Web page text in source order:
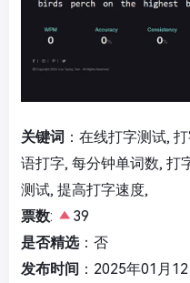
关键词 ：在线打字测试,
语打字, 每分钟单词数, 打
测试, 提高打字速度,
票数:
39
是否精选：否
发布时间 ：2025年01月